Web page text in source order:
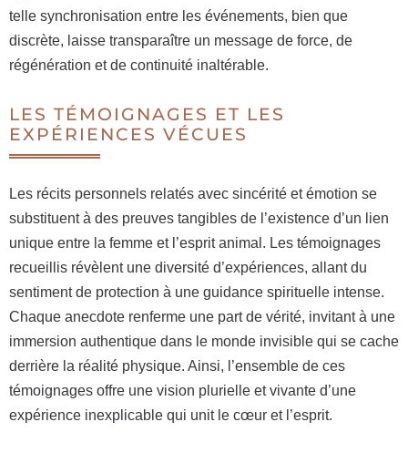
telle synchronisation entre les événements, bien que
discrète, laisse transparaître un message de force, de
régénération et de continuité inaltérable.
LES TÉMOIGNAGES ET LES
EXPÉRIENCES VÉCUES
Les récits personnels relatés avec sincérité et émotion se
substituent à des preuves tangibles de l’existence d’un lien
unique entre la femme et l’esprit animal. Les témoignages
recueillis révèlent une diversité d’expériences, allant du
sentiment de protection à une guidance spirituelle intense.
Chaque anecdote renferme une part de vérité, invitant à une
immersion authentique dans le monde invisible qui se cache
derrière la réalité physique. Ainsi, l’ensemble de ces
témoignages offre une vision plurielle et vivante d’une
expérience inexplicable qui unit le cœur et l’esprit.